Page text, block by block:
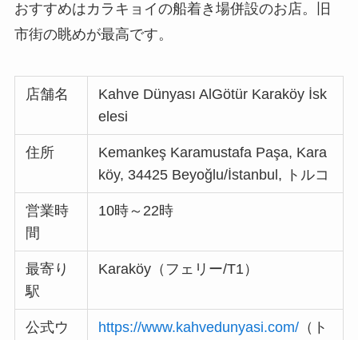
おすすめはカラキョイの船着き場併設のお店。旧
市街の眺めが最高です。
店舗名
Kahve Dünyası AlGötür Karaköy İsk
elesi
住所
Kemankeş Karamustafa Paşa, Kara
köy, 34425 Beyoğlu/İstanbul, トルコ
営業時
間
10時～22時
最寄り
駅
Karaköy（フェリー/T1）
公式ウ
https://www.kahvedunyasi.com/ （ト